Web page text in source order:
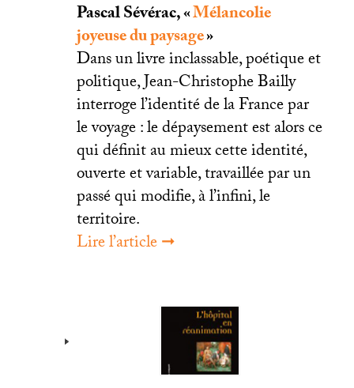
Pascal Sévérac, «Mélancolie
joyeuse du paysage»
Dans un livre inclassable, poétique et
politique, Jean-Christophe Bailly
interroge l’identité de la France par
le voyage : le dépaysement est alors ce
qui définit au mieux cette identité,
ouverte et variable, travaillée par un
passé qui modifie, à l’infini, le
territoire.
Lire l’article ➞